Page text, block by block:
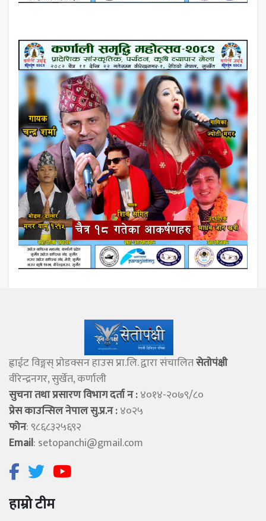
ह्वाईट विङ्गस् प्राेडक्सन हाउस प्रा.लि. द्वारा संचालितसेताेपंक्षी
वीरेन्द्रनगर, सुर्खेत, कर्णाली
सुचना तथा प्रसारण विभाग दर्ता न :४०१४-२०७९/८०
प्रेस काउन्सिल नेपाल सु.प्र.न :४०२५
फोन: ९८६८३२५६९२
Email: setopanchi@gmail.com
हाम्रो टीम